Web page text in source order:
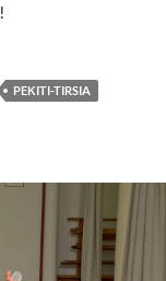
!
PEKITI-TIRSIA